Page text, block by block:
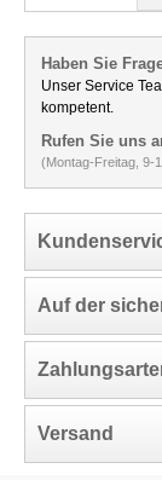
Haben Sie
Unser Service
kompetent.
Rufen Sie uns
(Montag-Freitag, 9-
Auf der
Versand